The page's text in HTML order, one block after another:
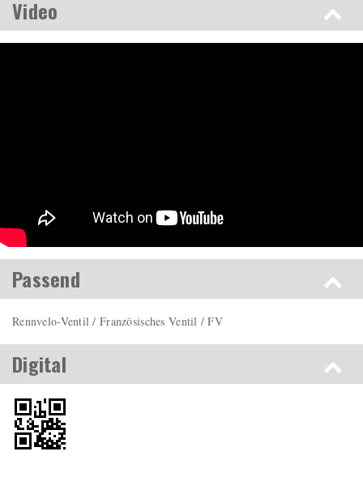
Video
Passend
Rennvelo-Ventil / Französisches Ventil / FV
Digital